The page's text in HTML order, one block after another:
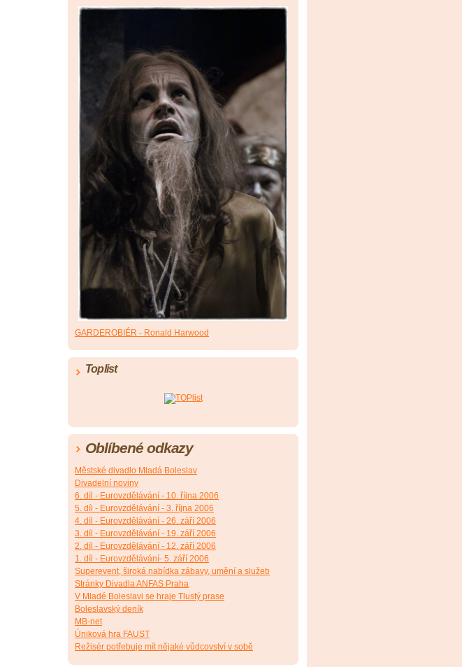
GARDEROBIÉR - Ronald Harwood
Toplist
Oblíbené odkazy
Městské divadlo Mladá Boleslav
Divadelní noviny
6. díl - Eurovzdělávání - 10. října 2006
5. díl - Eurovzdělávání - 3. října 2006
4. díl - Eurovzdělávání - 26. září 2006
3. díl - Eurovzdělávání - 19. září 2006
2. díl - Eurovzdělávání - 12. září 2006
1. díl - Eurovzdělávání- 5. září 2006
Superevent, široká nabídka zábavy, umění a služeb
Stránky Divadla ANFAS Praha
V Mladé Boleslavi se hraje Tlustý prase
Boleslavský deník
MB-net
Úniková hra FAUST
Režisér potřebuje mít nějaké vůdcovství v sobě